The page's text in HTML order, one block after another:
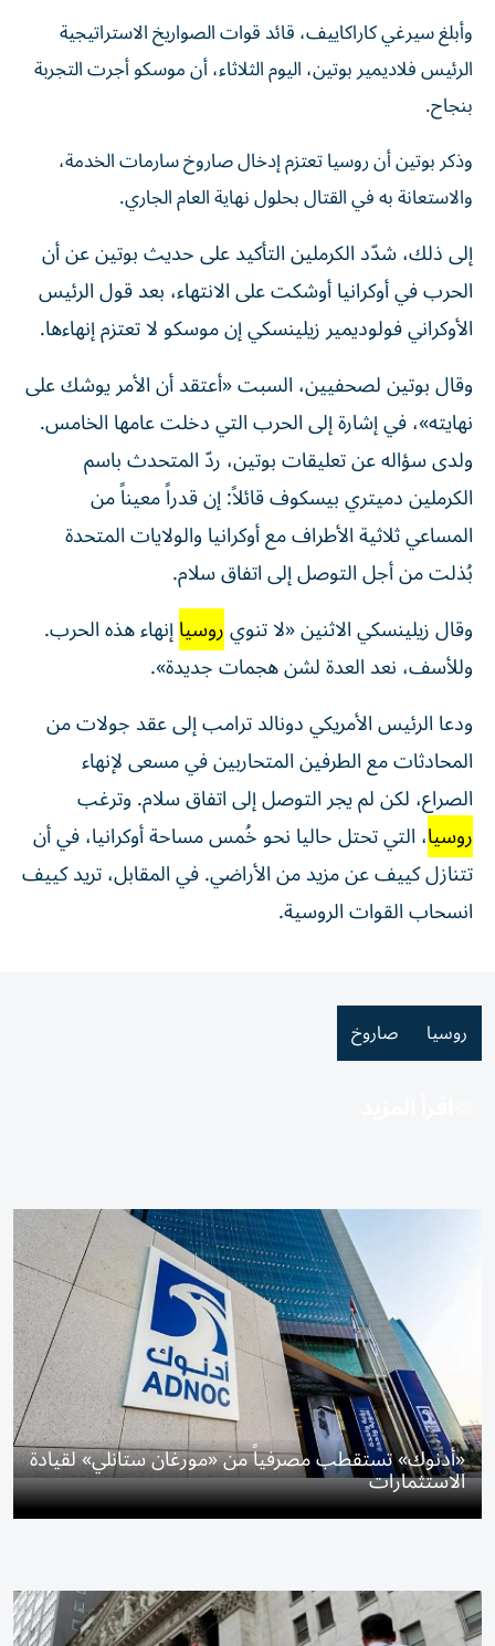
وأبلغ ​سيرغي كاراكاييف، ‌قائد قوات الصواريخ ‌الاستراتيجية
الرئيس فلاديمير ⁠بوتين، اليوم الثلاثاء، أن موسكو أجرت التجربة
بنجاح.
وذكر بوتين ⁠أن روسيا تعتزم إدخال ​صاروخ ‌سارمات ‌الخدمة،
والاستعانة به في ‌القتال بحلول ‌نهاية ⁠العام ‌الجاري.
إلى ذلك، شدّد الكرملين التأكيد على حديث بوتين عن أن
الحرب في أوكرانيا ‌أوشكت على الانتهاء، بعد قول الرئيس
الأوكراني فولوديمير زيلينسكي إن ​موسكو لا ⁠تعتزم إنهاءها.
وقال بوتين لصحفيين، السبت «أعتقد أن ‌الأمر يوشك على
نهايته»، ‌في إشارة إلى الحرب التي دخلت عامها الخامس.
ولدى سؤاله عن تعليقات بوتين، ردّ المتحدث باسم
الكرملين دميتري بيسكوف قائلاً: إن قدراً ‌معيناً من
المساعي ثلاثية الأطراف مع أوكرانيا والولايات المتحدة
بُذلت من ⁠أجل التوصل إلى اتفاق سلام.
وقال زيلينسكي الاثنين «لا تنويروسياإنهاء هذه الحرب.
وللأسف، نعد العدة لشن ​هجمات جديدة».
ودعا الرئيس الأمريكي دونالد ترامب إلى عقد جولات ‌من
المحادثات مع الطرفين المتحاربين في مسعى لإنهاء
الصراع، لكن لم يجر التوصل إلى اتفاق سلام. وترغب
روسيا، التي تحتل حاليا نحو ⁠خُمس مساحة أوكرانيا، في أن
تتنازل كييف عن مزيد من الأراضي. في المقابل، تريد كييف
انسحاب القوات الروسية.
روسيا صاروخ
«أدنوك» تستقطب مصرفياً من «مورغان ستانلي» لقيادة
الاستثمارات